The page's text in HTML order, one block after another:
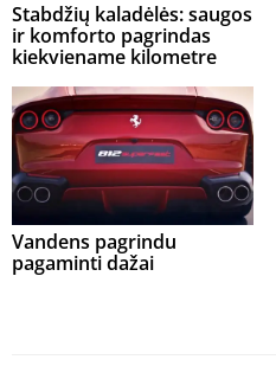
Stabdžių kaladėlės: saugos
ir komforto pagrindas
kiekviename kilometre
Vandens pagrindu
pagaminti dažai